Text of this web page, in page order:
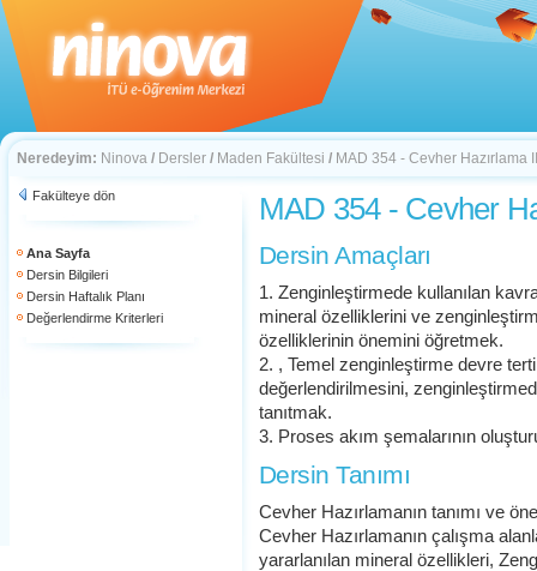
Neredeyim: Ninova / Dersler / Maden Fakültesi / MAD 354 - Cevher Hazırlama II
Fakülteye dön
Ana Sayfa
Dersin Bilgileri
Dersin Haftalık Planı
Değerlendirme Kriterleri
MAD 354 - Cevher
Dersin Amaçları
1. Zenginleştirmede kullanılan
mineral özelliklerini ve
özelliklerinin önemini öğretmek.
2. , Temel zenginleştirme devre
değerlendirilmesini,
tanıtmak.
3. Proses akım şemalarının
Dersin Tanımı
Cevher Hazırlamanın tanımı ve
Cevher Hazırlamanın çalışma
yararlanılan mineral özellikleri,